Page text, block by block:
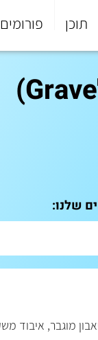
תוכן פורומים
איבוד משקל